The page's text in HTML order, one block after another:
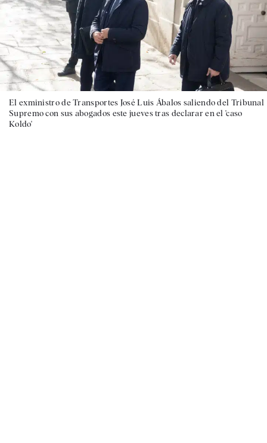
El exministro de Transportes José Luis Ábalos saliendo del Tribunal
Supremo con sus abogados este jueves tras declarar en el 'caso
Koldo'